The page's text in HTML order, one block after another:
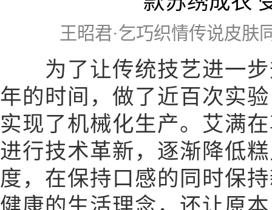
王昭君·乞巧织情传说皮肤
为了让传统技艺进一步
年的时间，做了近百次实
实现了机械化生产。艾满
进行技术革新，逐渐降低
度，在保持口感的同时保